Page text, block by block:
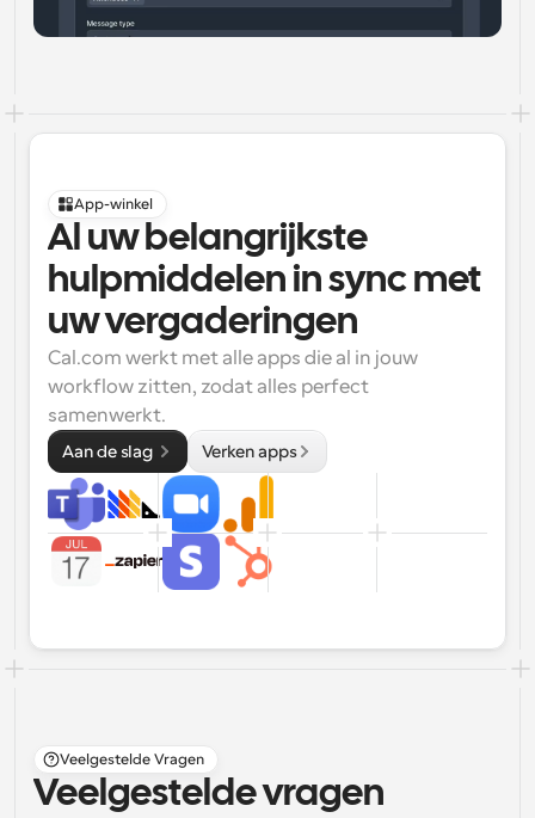
App-winkel
Al uw belangrijkste
hulpmiddelen in sync met
uw vergaderingen
Cal.com werkt met alle apps die al in jouw
workflow zitten, zodat alles perfect
samenwerkt.
Aan de slag Verken apps
Veelgestelde Vragen
Veelgestelde vragen